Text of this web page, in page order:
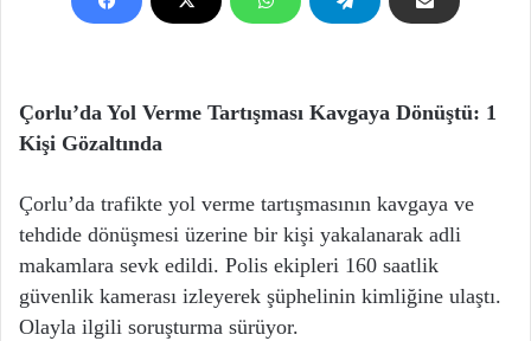
Çorlu’da Yol Verme Tartışması Kavgaya Dönüştü: 1
Kişi Gözaltında
Çorlu’da trafikte yol verme tartışmasının kavgaya ve
tehdide dönüşmesi üzerine bir kişi yakalanarak adli
makamlara sevk edildi. Polis ekipleri 160 saatlik
güvenlik kamerası izleyerek şüphelinin kimliğine ulaştı.
Olayla ilgili soruşturma sürüyor.